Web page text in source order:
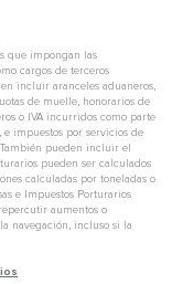
que impongan las
cargos de terceros
incluir aranceles aduaneros,
de muelle, honorarios de
o IVA incurridos como parte
impuestos por servicios de
pueden incluir el
pueden ser calculados
calculadas por toneladas o
e Impuestos Porturarios
aumentos o
navegación, incluso si la